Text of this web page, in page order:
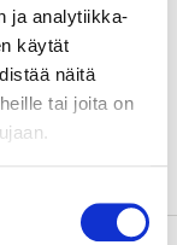
ja analytiikka-
käytät
näitä
tai joita on